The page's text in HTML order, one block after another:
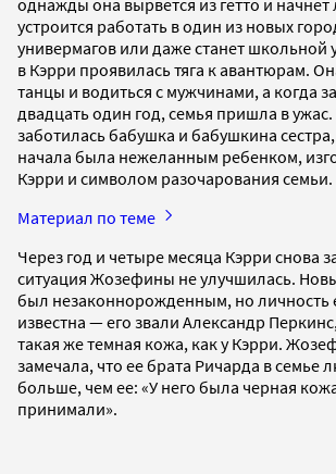
устроится работать в один из новых
универмагов или даже станет школьной
в Кэрри проявилась тяга к авантюрам.
танцы и водиться с мужчинами, а когда
двадцать один год, семья пришла в
заботилась бабушка и бабушкина
начала была нежеланным ребенком,
Кэрри и символом разочарования семьи.
Материал по теме
Через год и четыре месяца Кэрри снова
ситуация Жозефины не улучшилась.
был незаконнорожденным, но личность
известна — его звали Александр
такая же темная кожа, как у Кэрри.
замечала, что ее брата Ричарда в семье
больше, чем ее: «У него была черная
принимали».